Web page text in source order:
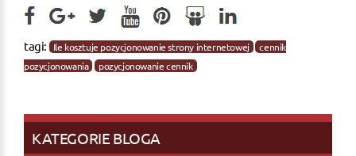
tagi: Ile kosztuje pozycjonowanie strony internetowej
cennik
pozycjonowania
pozycjonowanie cennik
KATEGORIE BLOGA